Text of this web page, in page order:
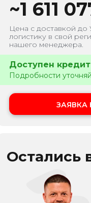
~1 611
Цена с доставкой до
логистику в свой
нашего менеджера.
Доступен
Подробности
ЗАЯВКА
Остались